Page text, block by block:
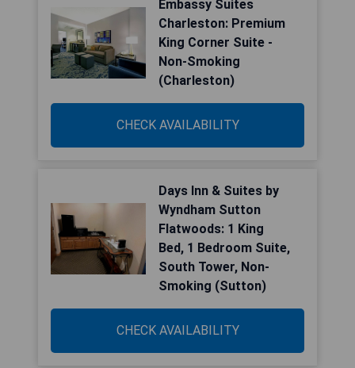
Embassy Suites
Charleston: Premium
King Corner Suite -
Non-Smoking
(Charleston)
CHECK AVAILABILITY
Days Inn & Suites by
Wyndham Sutton
Flatwoods: 1 King
Bed, 1 Bedroom Suite,
South Tower, Non-
Smoking (Sutton)
CHECK AVAILABILITY